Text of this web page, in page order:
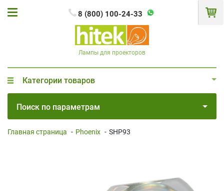
8 (800) 100-24-33
Лампы для проекторов
Категории товаров
Поиск по параметрам
Главная страница - Phoenix - SHP93